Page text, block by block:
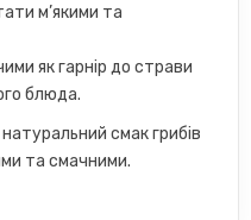
м’якими та
як гарнір до страви
блюда.
смак грибів
та смачними.